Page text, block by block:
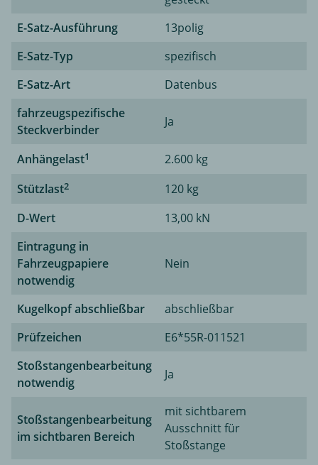
E-Satz-Ausführung
13polig
E-Satz-Typ
spezifisch
E-Satz-Art
Datenbus
fahrzeugspezifische
Steckverbinder
Ja
Anhängelast1
2.600 kg
Stützlast2
120 kg
D-Wert
13,00 kN
Eintragung in
Fahrzeugpapiere
notwendig
Nein
Kugelkopf abschließbar
abschließbar
Prüfzeichen
E6*55R-011521
Stoßstangenbearbeitung
notwendig
Ja
Stoßstangenbearbeitung
im sichtbaren Bereich
mit sichtbarem
Ausschnitt für
Stoßstange